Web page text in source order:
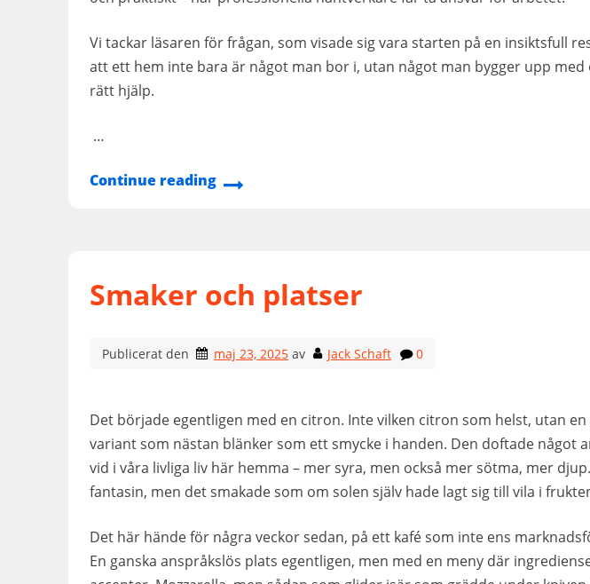
Vi tackar läsaren för frågan, som visade sig vara starten på en insiktsfull
att ett hem inte bara är något man bor i, utan något man bygger upp med
rätt hjälp.
…
Continue reading
Smaker och platser
Publicerat den maj 23, 2025 av Jack Schaft 0
Det började egentligen med en citron. Inte vilken citron som helst, utan
variant som nästan blänker som ett smycke i handen. Den doftade något
vid i våra livliga liv här hemma – mer syra, men också mer sötma, mer
fantasin, men det smakade som om solen själv hade lagt sig till vila i
Det här hände för några veckor sedan, på ett kafé som inte ens
En ganska anspråkslös plats egentligen, men med en meny där